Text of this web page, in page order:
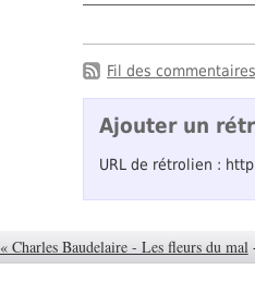
Fil des
Ajouter un
URL de rétrolien :
« Charles Baudelaire - Les fleurs du mal